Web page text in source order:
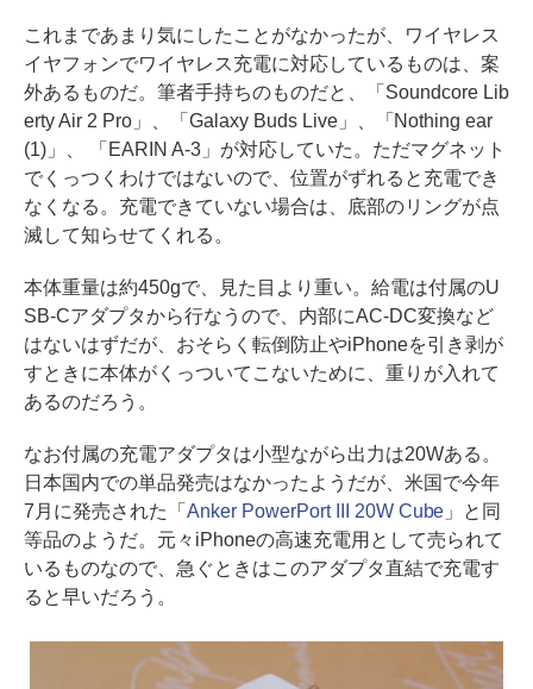
これまであまり気にしたことがなかったが、ワイヤレス
イヤフォンでワイヤレス充電に対応しているものは、案
外あるものだ。筆者手持ちのものだと、「Soundcore Lib
erty Air 2 Pro」、「Galaxy Buds Live」、「Nothing ear
(1)」、 「EARIN A-3」が対応していた。ただマグネット
でくっつくわけではないので、位置がずれると充電でき
なくなる。充電できていない場合は、底部のリングが点
滅して知らせてくれる。
本体重量は約450gで、見た目より重い。給電は付属のU
SB-Cアダプタから行なうので、内部にAC-DC変換など
はないはずだが、おそらく転倒防止やiPhoneを引き剥が
すときに本体がくっついてこないために、重りが入れて
あるのだろう。
なお付属の充電アダプタは小型ながら出力は20Wある。
日本国内での単品発売はなかったようだが、米国で今年
7月に発売された「 Anker PowerPort III 20W Cube 」と同
等品のようだ。元々iPhoneの高速充電用として売られて
いるものなので、急ぐときはこのアダプタ直結で充電す
ると早いだろう。